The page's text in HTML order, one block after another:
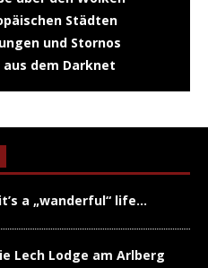
Städten
und Stornos
dem Darknet
a „wanderful“ life…
Lech Lodge am Arlberg